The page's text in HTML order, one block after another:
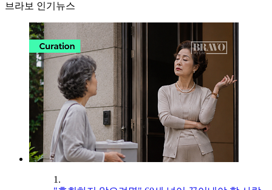
브라보 인기뉴스
1.